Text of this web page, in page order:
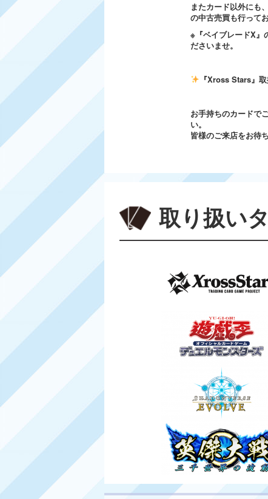
またカード以外にも、
の中古売買も行って
※『ベイブレードX』
ださいませ。
『Xross Stars』
お手持ちのカードで
い。
皆様のご来店をお待
取り扱い